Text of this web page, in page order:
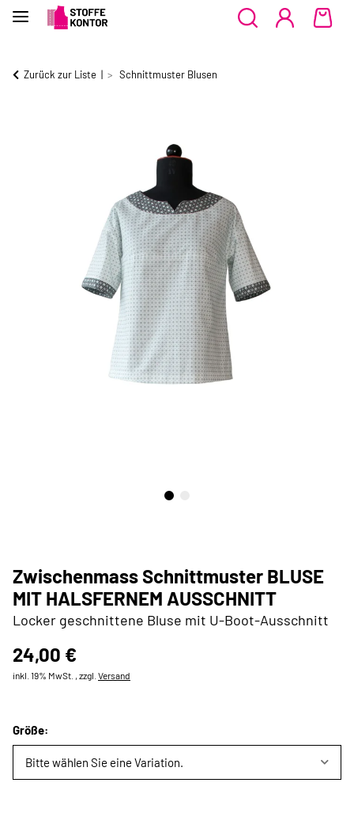
Zurück zur Liste Schnittmuster Blusen
Zwischenmass Schnittmuster BLUSE
MIT HALSFERNEM AUSSCHNITT
Locker geschnittene Bluse mit U-Boot-Ausschnitt
24,00 €
inkl. 19% MwSt. , zzgl. Versand
Größe:
Bitte wählen Sie eine Variation.